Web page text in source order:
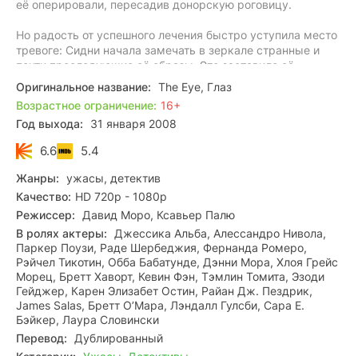
её оперировали, пересадив донорскую роговицу.
Но радость от успешного лечения быстро уступила место
тревоге: Сидни начала замечать в зеркале странные и
почти преследующие её образы. Это заставило её
задуматься о том, что могло произойти с донором, чей
глаз теперь помогал ей видеть.
Раскрывая тайны прошлого нового "я", Сидни начала
собственное расследование и отправилась на поиски
ответов. Что скрывает от неё мир, который она увидела в
зеркале? Кто был тем человеком, чьим глазом она теперь
видит?
Оригинальное название: The Eye, Глаз
Возрастное ограничение: 16+
Год выхода:
31 января 2008
6.6 5.4
Жанры: ужасы, детектив
Качество: HD 720p - 1080p
Режиссер:
Давид Моро, Ксавьер Палю
В ролях актеры:
Джессика Альба, Алессандро Нивола,
Паркер Поузи, Раде Шербеджия, Фернанда Ромеро,
Рэйчел Тикотин, Обба Бабатунде, Дэнни Мора, Хлоя Грейс
Морец, Бретт Хаворт, Кевин Фэн, Тэмлин Томита, Эзоди
Гейджер, Карен Элизабет Остин, Райан Дж. Пездрик,
James Salas, Бретт О’Мара, Лэндалл Гулсби, Сара Е.
Бэйкер, Лаура Словински
Перевод:
Дублированный